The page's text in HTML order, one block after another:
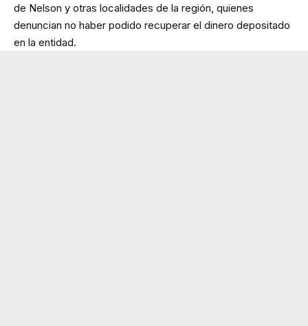
de Nelson y otras localidades de la región, quienes
denuncian no haber podido recuperar el dinero depositado
en la entidad.